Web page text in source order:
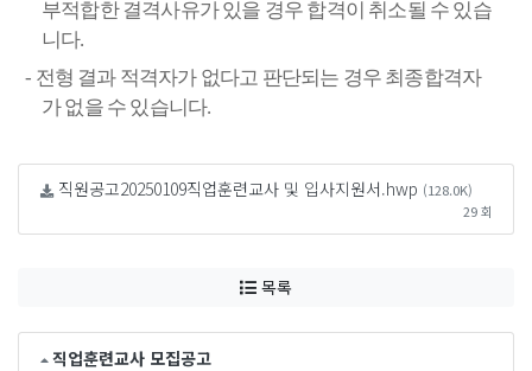
부적합한 결격사유가 있을 경우 합격이 취소될 수 있습
니다.
- 전형 결과 적격자가 없다고 판단되는 경우 최종합격자
가 없을 수 있습니다.
직원공고20250109직업훈련교사 및 입사지원서.hwp (128.0K)
29 회
목록
직업훈련교사 모집공고